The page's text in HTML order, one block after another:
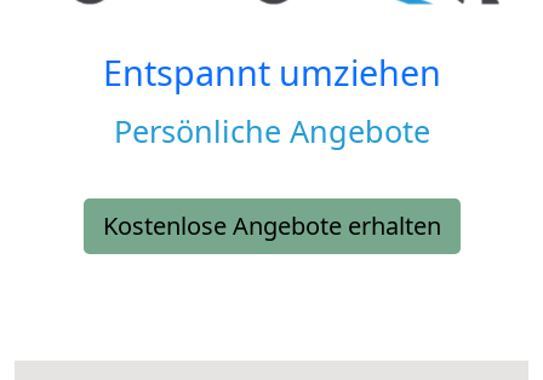
Entspannt umziehen
Persönliche Angebote
Kostenlose Angebote erhalten